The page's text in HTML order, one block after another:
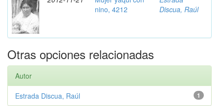
nino, 4212
Discua, Raúl
Otras opciones relacionadas
Autor
1
Estrada Discua, Raúl